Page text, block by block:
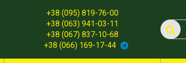
+38 (095) 819-76-00
+38 (063) 941-03-11
+38 (067) 837-10-68
+38 (066) 169-17-44